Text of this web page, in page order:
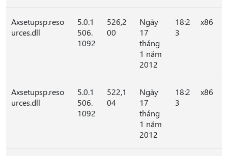
Axsetupsp.reso
urces.dll
5.0.1
506.
1092
526,2
00
Ngày
17
tháng
1 năm
2012
18:2
3
x86
Axsetupsp.reso
urces.dll
5.0.1
506.
1092
522,1
04
Ngày
17
tháng
1 năm
2012
18:2
3
x86